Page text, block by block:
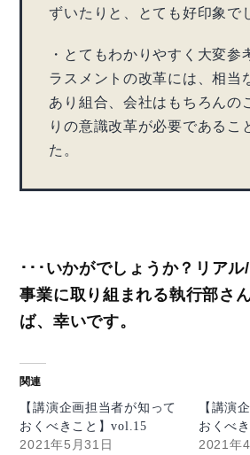
ずいたりと、とても好印象で
・とてもわかりやすく大変参
ラスメントの改革には、相当
あり組合、会社はもちろんの
りの意識改革が必要であるこ
た。
･･･いかがでしょうか？リア
事業に取り組まれる執行部さ
ば、幸いです。
関連
【講演企画担当者が知って
おくべきこと】vol.15
2021年5月31日
【講演
おくべ
2021年